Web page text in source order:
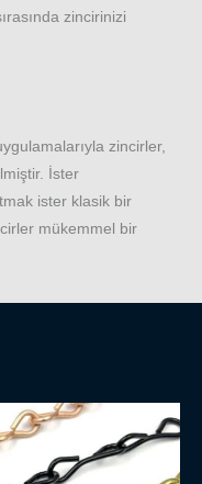
zincirinizi
zincirler,
İster
ister klasik bir
mükemmel bir